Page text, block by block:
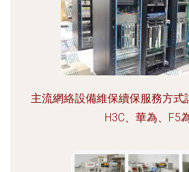
主流網絡設備維保續保服務方式
H3C、華為、F5